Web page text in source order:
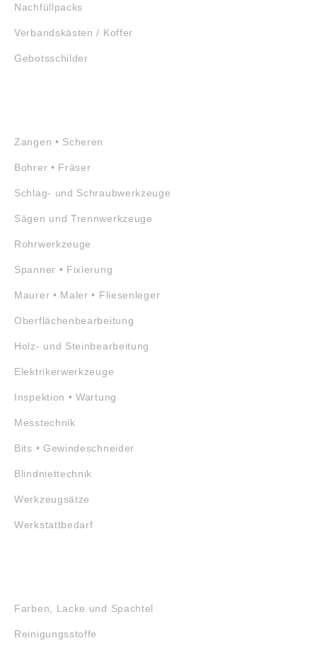
Nachfüllpacks
Verbandskästen / Koffer
Gebotsschilder
Zangen • Scheren
Bohrer • Fräser
Schlag- und Schraubwerkzeuge
Sägen und Trennwerkzeuge
Rohrwerkzeuge
Spanner • Fixierung
Maurer • Maler • Fliesenleger
Oberflächenbearbeitung
Holz- und Steinbearbeitung
Elektrikerwerkzeuge
Inspektion • Wartung
Messtechnik
Bits • Gewindeschneider
Blindniettechnik
Werkzeugsätze
Werkstattbedarf
Farben, Lacke und Spachtel
Reinigungsstoffe